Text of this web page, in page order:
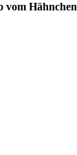
vom Hähnchen